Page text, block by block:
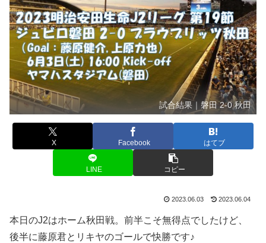
試合結果｜磐田 2-0 秋田
X Facebook はてブ
LINE コピー
2023.06.03 2023.06.04
本日のJ2はホーム秋田戦。前半こそ無得点でしたけど、
後半に藤原君とリキヤのゴールで快勝です♪